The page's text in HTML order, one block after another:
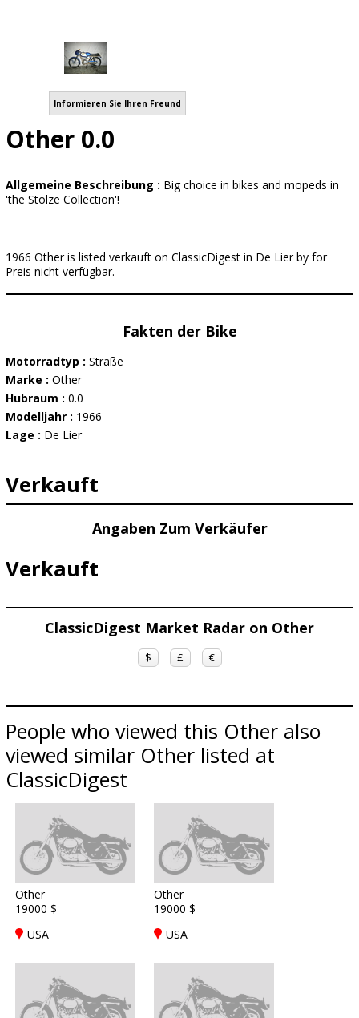
Informieren Sie Ihren Freund
Other 0.0
Allgemeine Beschreibung : Big choice in bikes and mopeds in
'the Stolze Collection'!
1966 Other is listed verkauft on ClassicDigest in De Lier by for
Preis nicht verfügbar.
Fakten der Bike
Motorradtyp : Straße
Marke : Other
Hubraum : 0.0
Modelljahr : 1966
Lage : De Lier
Verkauft
Angaben Zum Verkäufer
Verkauft
ClassicDigest Market Radar on Other
$ £ €
People who viewed this Other also
viewed similar Other listed at
ClassicDigest
Other
19000 $
USA
Other
19000 $
USA